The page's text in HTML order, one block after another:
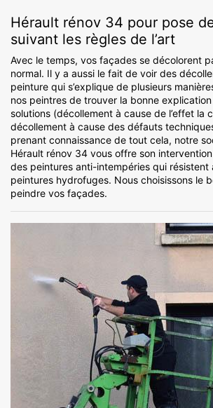
Hérault rénov 34 pour pose
suivant les règles de l’art
Avec le temps, vos façades se décolorent
normal. Il y a aussi le fait de voir des
peinture qui s’explique de plusieurs
nos peintres de trouver la bonne
solutions (décollement à cause de l’effet la
décollement à cause des défauts
prenant connaissance de tout cela, notre
Hérault rénov 34 vous offre son
des peintures anti-intempéries qui résistent
peintures hydrofuges. Nous choisissons le
peindre vos façades.